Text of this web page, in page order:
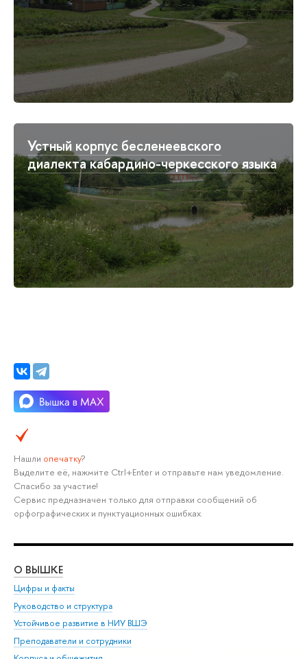
Устный корпус бесленеевского
диалекта кабардино-черкесского языка
Нашли опечатку?
Выделите её, нажмите Ctrl+Enter и отправьте нам уведомление.
Спасибо за участие!
Сервис предназначен только для отправки сообщений об
орфографических и пунктуационных ошибках.
О ВЫШКЕ
Цифры и факты
Руководство и структура
Устойчивое развитие в НИУ ВШЭ
Преподаватели и сотрудники